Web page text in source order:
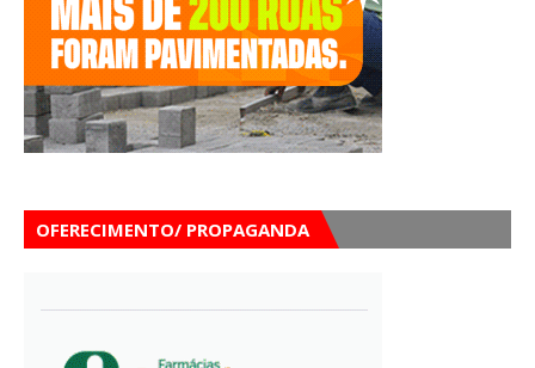
OFERECIMENTO/ PROPAGANDA